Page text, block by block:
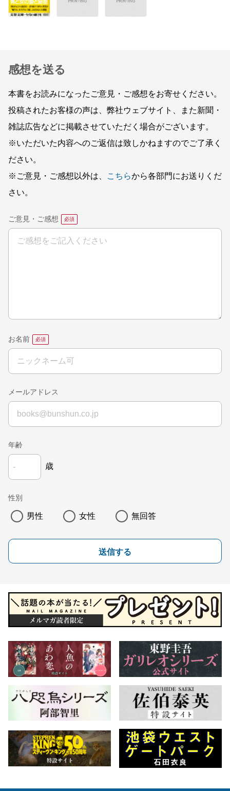
感想を送る
本書をお読みになったご意見・ご感想をお寄せください。
投稿されたお客様の声は、弊社ウェブサイト、また新聞・
雑誌広告などに掲載させていただく場合がございます。
※いただいた内容へのご返信は致しかねますのでご了承く
ださい。
※ご意見・ご感想以外は、
こちらから各部門にお送りくだ
さい。
ご意見・ご感想
お名前
メールアドレス
年齢
歳
性別
男性 女性 無回答
送信する